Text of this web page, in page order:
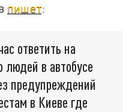
пишет:
ответить на
людей в автобусе
предупреждений
в Киеве где